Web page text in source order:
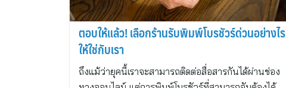
ตอบให้แล้ว! เลือกร้านรับพิมพ์โบรชัวร์ด่วนอย่างไร
ให้ใช่กับเรา
ถึงแม้ว่ายุคนี้เราจะสามารถติดต่อสื่อสารกันได้ผ่านช่อง